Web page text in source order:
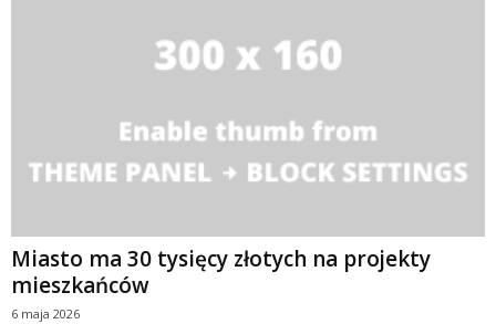
Miasto ma 30 tysięcy złotych na projekty
mieszkańców
6 maja 2026